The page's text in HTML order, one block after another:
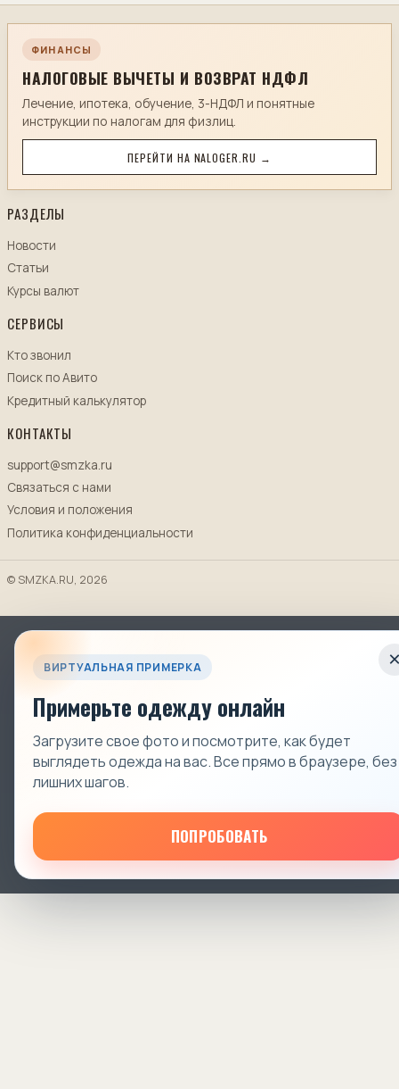
ФИНАНСЫ
НАЛОГОВЫЕ ВЫЧЕТЫ И ВОЗВРАТ НДФЛ
Лечение, ипотека, обучение, 3-НДФЛ и понятные
инструкции по налогам для физлиц.
ПЕРЕЙТИ НА NALOGER.RU →
РАЗДЕЛЫ
Новости
Статьи
Курсы валют
СЕРВИСЫ
Кто звонил
Поиск по Авито
Кредитный калькулятор
КОНТАКТЫ
support@smzka.ru
Связаться с нами
Условия и положения
Политика конфиденциальности
© SMZKA.RU, 2026
ВИРТУАЛЬНАЯ ПРИМЕРКА
Примерьте одежду онлайн
Загрузите свое фото и посмотрите, как будет
выглядеть одежда на вас. Все прямо в браузере, без
лишних шагов.
ПОПРОБОВАТЬ